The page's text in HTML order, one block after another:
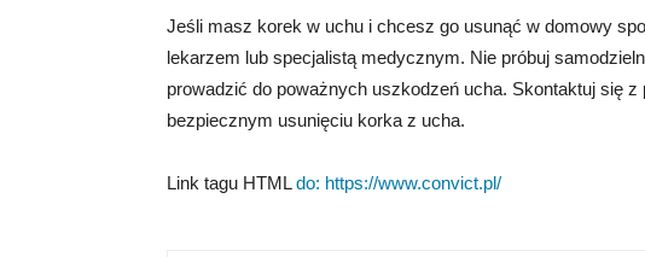
Jeśli masz korek w uchu i chcesz go usunąć w domowy
lekarzem lub specjalistą medycznym. Nie próbuj
prowadzić do poważnych uszkodzeń ucha. Skontaktuj się
bezpiecznym usunięciu korka z ucha.
Link tagu HTMLdo: https://www.convict.pl/